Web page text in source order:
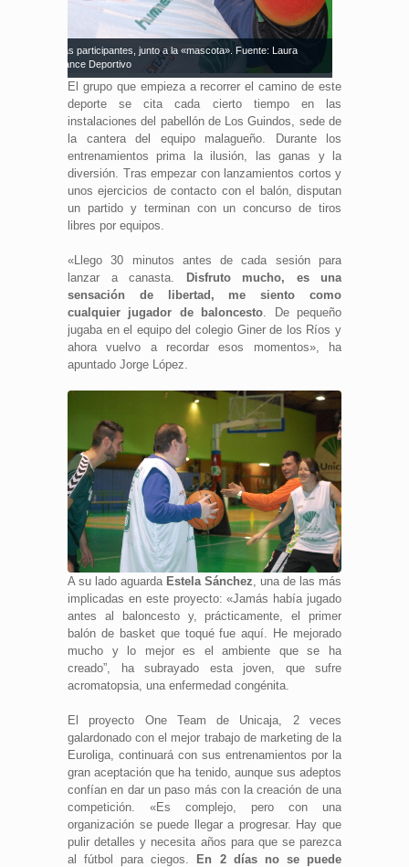
otra de las participantes, junto a la «mascota». Fuente: Laura
Torres/Avance Deportivo
El grupo que empieza a recorrer el camino de este
deporte se cita cada cierto tiempo en las
instalaciones del pabellón de Los Guindos, sede de
la cantera del equipo malagueño. Durante los
entrenamientos prima la ilusión, las ganas y la
diversión. Tras empezar con lanzamientos cortos y
unos ejercicios de contacto con el balón, disputan
un partido y terminan con un concurso de tiros
libres por equipos.
«Llego 30 minutos antes de cada sesión para
lanzar a canasta. Disfruto mucho, es una
sensación de libertad, me siento como
cualquier jugador de baloncesto . De pequeño
jugaba en el equipo del colegio Giner de los Ríos y
ahora vuelvo a recordar esos momentos», ha
apuntado Jorge López.
A su lado aguarda Estela Sánchez , una de las más
implicadas en este proyecto: «Jamás había jugado
antes al baloncesto y, prácticamente, el primer
balón de basket que toqué fue aquí. He mejorado
mucho y lo mejor es el ambiente que se ha
creado”, ha subrayado esta joven, que sufre
acromatopsia, una enfermedad congénita.
El proyecto One Team de Unicaja, 2 veces
galardonado con el mejor trabajo de marketing de la
Euroliga, continuará con sus entrenamientos por la
gran aceptación que ha tenido, aunque sus adeptos
confían en dar un paso más con la creación de una
competición. «Es complejo, pero con una
organización se puede llegar a progresar. Hay que
pulir detalles y necesita años para que se parezca
al fútbol para ciegos. En 2 días no se puede